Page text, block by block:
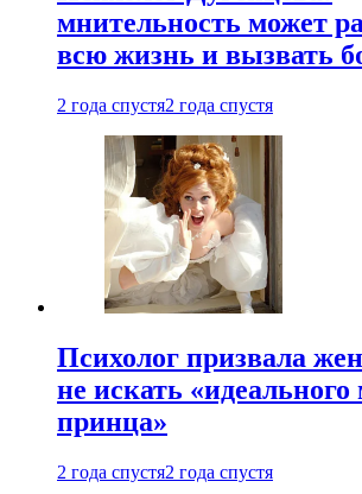
мнительность может
всю жизнь и вызвать
2 года спустя2 года спустя
Психолог призвала
не искать
принца»
2 года спустя2 года спустя